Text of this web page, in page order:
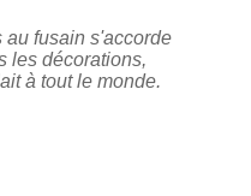
au fusain s'accorde
les décorations,
à tout le monde.